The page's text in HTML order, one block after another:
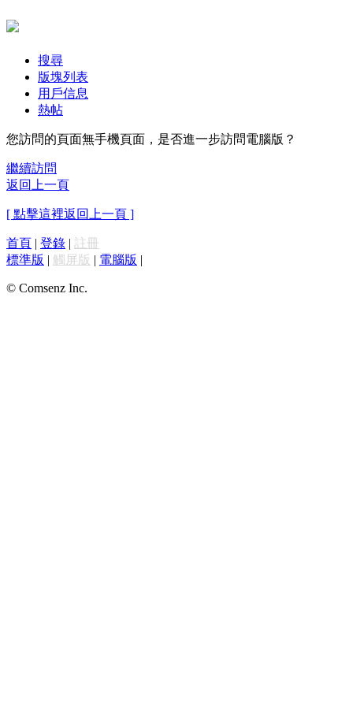
搜尋
版塊列表
用戶信息
熱帖
您訪問的頁面無手機頁面，是否進一步訪問電腦版？
繼續訪問
返回上一頁
[ 點擊這裡返回上一頁 ]
首頁 | 登錄 | 註冊
標準版 | 觸屏版 | 電腦版 |
© Comsenz Inc.